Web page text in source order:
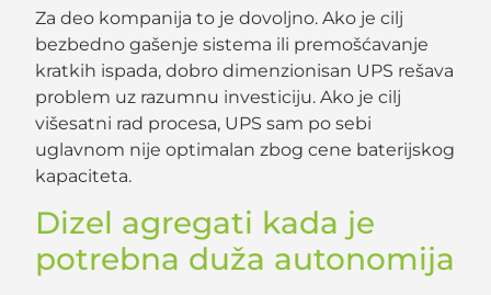
Za deo kompanija to je dovoljno. Ako je cilj
bezbedno gašenje sistema ili premošćavanje
kratkih ispada, dobro dimenzionisan UPS rešava
problem uz razumnu investiciju. Ako je cilj
višesatni rad procesa, UPS sam po sebi
uglavnom nije optimalan zbog cene baterijskog
kapaciteta.
Dizel agregati kada je
potrebna duža autonomija